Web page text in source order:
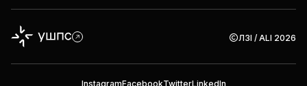
ЛЗІ / ALI 2026
InstagramFacebookTwitterLinkedIn